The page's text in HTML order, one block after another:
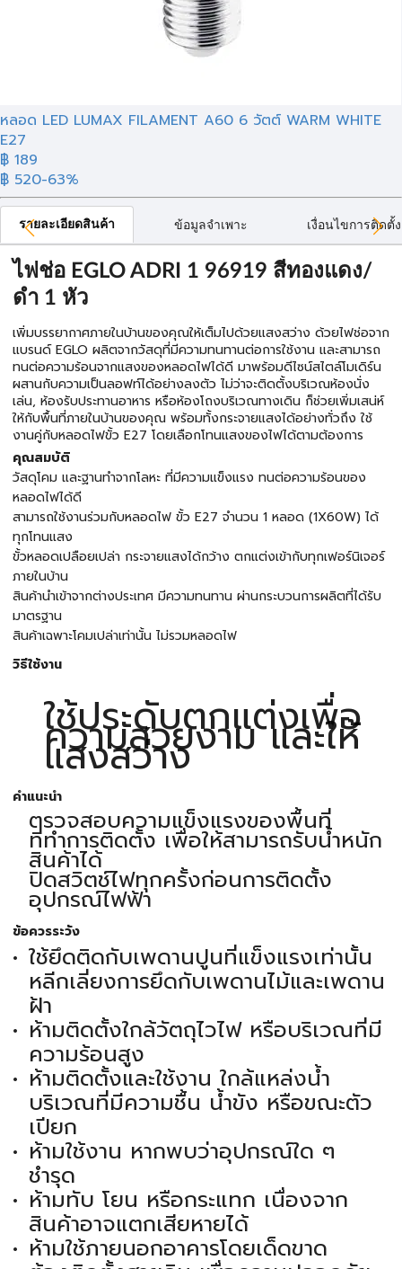
หลอด LED LUMAX FILAMENT A60 6 วัตต์ WARM WHITE
E27
฿ 189
฿ 520-63%
รายละเอียดสินค้า ข้อมูลจำเพาะ เงื่อนไขการติดตั้ง
ไฟช่อ EGLO ADRI 1 96919 สีทองแดง/
ดำ 1 หัว
เพิ่มบรรยากาศภายในบ้านของคุณให้เต็มไปด้วยแสงสว่าง ด้วยไฟช่อจาก
แบรนด์ EGLO ผลิตจากวัสดุที่มีความทนทานต่อการใช้งาน และสามารถ
ทนต่อความร้อนจากแสงของหลอดไฟได้ดี มาพร้อมดีไซน์สไตล์โมเดิร์น
ผสานกับความเป็นลอฟท์ได้อย่างลงตัว ไม่ว่าจะติดตั้งบริเวณห้องนั่ง
เล่น, ห้องรับประทานอาหาร หรือห้องโถงบริเวณทางเดิน ก็ช่วยเพิ่มเสน่ห์
ให้กับพื้นที่ภายในบ้านของคุณ พร้อมทั้งกระจายแสงได้อย่างทั่วถึง ใช้
งานคู่กับหลอดไฟขั้ว E27 โดยเลือกโทนแสงของไฟได้ตามต้องการ
คุณสมบัติ
วัสดุโคม และฐานทำจากโลหะ ที่มีความแข็งแรง ทนต่อความร้อนของ
หลอดไฟได้ดี
สามารถใช้งานร่วมกับหลอดไฟ ขั้ว E27 จำนวน 1 หลอด (1X60W) ได้
ทุกโทนแสง
ขั้วหลอดเปลือยเปล่า กระจายแสงได้กว้าง ตกแต่งเข้ากับทุกเฟอร์นิเจอร์
ภายในบ้าน
สินค้านำเข้าจากต่างประเทศ มีความทนทาน ผ่านกระบวนการผลิตที่ได้รับ
มาตรฐาน
สินค้าเฉพาะโคมเปล่าเท่านั้น ไม่รวมหลอดไฟ
วิธีใช้งาน
ใช้ประดับตกแต่งเพื่อ
ความสวยงาม และให้
แสงสว่าง
คำแนะนำ
ตรวจสอบความแข็งแรงของพื้นที่
ที่ทำการติดตั้ง เพื่อให้สามารถรับน้ำหนัก
สินค้าได้
ปิดสวิตช์ไฟทุกครั้งก่อนการติดตั้ง
อุปกรณ์ไฟฟ้า
ข้อควรระวัง
ใช้ยึดติดกับเพดานปูนที่แข็งแรงเท่านั้น
หลีกเลี่ยงการยึดกับเพดานไม้และเพดาน
ฝ้า
ห้ามติดตั้งใกล้วัตถุไวไฟ หรือบริเวณที่มี
ความร้อนสูง
ห้ามติดตั้งและใช้งาน ใกล้แหล่งน้ำ
บริเวณที่มีความชื้น น้ำขัง หรือขณะตัว
เปียก
ห้ามใช้งาน หากพบว่าอุปกรณ์ใด ๆ
ชำรุด
ห้ามทับ โยน หรือกระแทก เนื่องจาก
สินค้าอาจแตกเสียหายได้
ห้ามใช้ภายนอกอาคารโดยเด็ดขาด